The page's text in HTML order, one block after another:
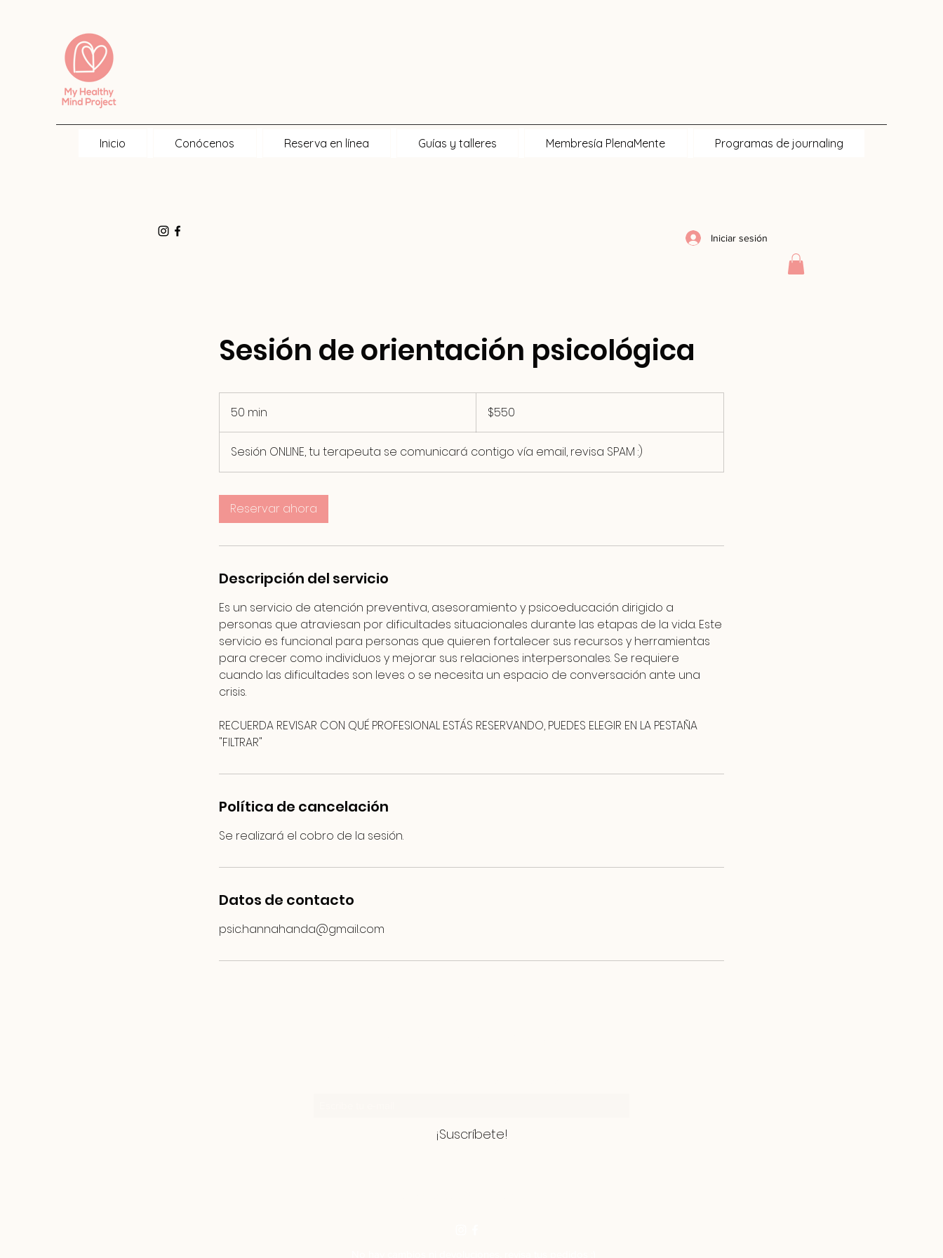
Inicio Conócenos Reserva en línea Guías y talleres Membresía PlenaMente Programas de journaling
Iniciar sesión
Sesión de orientación psicológica
50 min
0
n
mexicanos
$550
Sesión ONLINE, tu terapeuta se comunicará contigo vía email, revisa SPAM :)
Reservar ahora
Descripción del servicio
Es un servicio de atención preventiva, asesoramiento y psicoeducación dirigido a
personas que atraviesan por dificultades situacionales durante las etapas de la vida. Este
servicio es funcional para personas que quieren fortalecer sus recursos y herramientas
para crecer como individuos y mejorar sus relaciones interpersonales. Se requiere
cuando las dificultades son leves o se necesita un espacio de conversación ante una
crisis.
RECUERDA REVISAR CON QUÉ PROFESIONAL ESTÁS RESERVANDO, PUEDES ELEGIR EN LA PESTAÑA
"FILTRAR"
Política de cancelación
Se realizará el cobro de la sesión.
Datos de contacto
psic.hannahanda@gmail.com
¡Suscríbete!